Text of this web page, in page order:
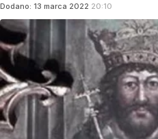
Dodano: 13 marca 2022 20:10